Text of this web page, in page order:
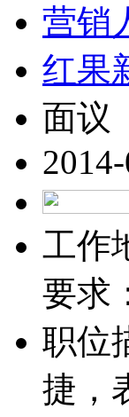
营销
红果
面议
工作
要求
职位
捷，